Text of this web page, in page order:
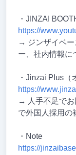
・JINZAI
https://
→ ジンザイベー
ー、社内情報に
・Jinzai Plus（
https://
→ 人手不足でお
で外国人採用の
・Note
https://